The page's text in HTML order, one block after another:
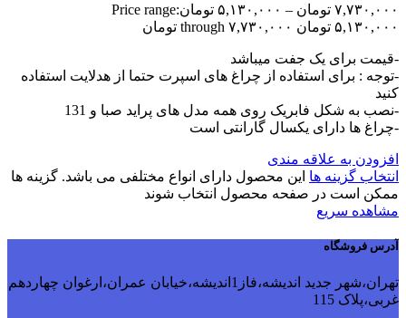
۷,۷۳۰,۰۰۰ تومان – ۵,۱۳۰,۰۰۰ تومانPrice range:
۵,۱۳۰,۰۰۰ تومان through ۷,۷۳۰,۰۰۰ تومان
-قیمت برای یک جفت میباشد
-توجه : برای استفاده از چراغ های اسپرت حتما از هدلایت استفاده
کنید
-نصب به شکل فابریک روی همه مدل های پراید صبا و 131
-چراغ ها دارای یکسال گارانتی است
افزودن به علاقه مندی
انتخاب گزینه ها این محصول دارای انواع مختلفی می باشد. گزینه ها
ممکن است در صفحه محصول انتخاب شوند
مشاهده سریع
آدرس فروشگاه
تهران،شهر جدید اندیشه،فاز1اندیشه،خیابان عمران،ارغوان چهاردهم
غربی،پلاک 115